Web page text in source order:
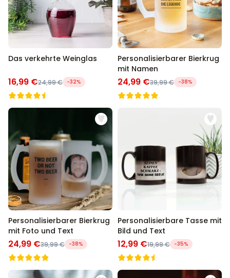
Das verkehrte Weinglas
16,99 €24,99 € -32%
Personalisierbarer Bierkrug
mit Namen
24,99 €39,99 € -38%
Personalisierbarer Bierkrug
mit Foto und Text
24,99 €39,99 € -38%
Personalisierbare Tasse mit
Bild und Text
12,99 €19,99 € -35%